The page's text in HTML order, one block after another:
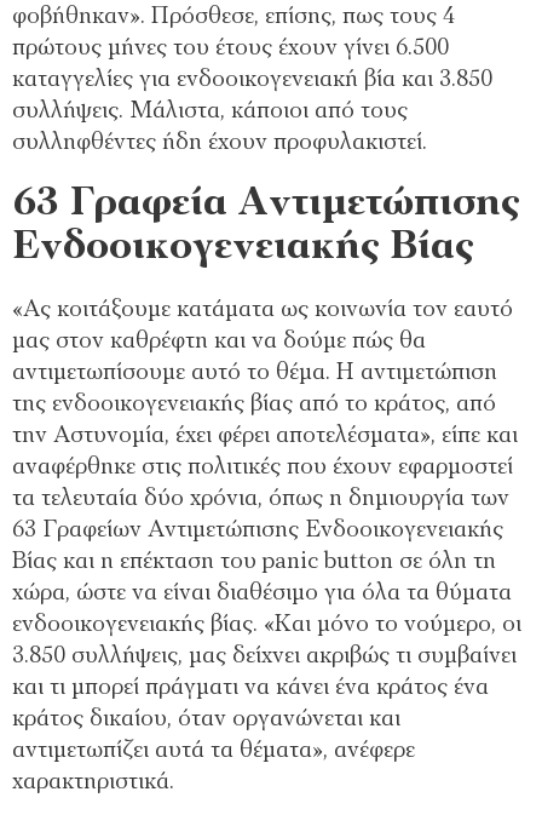
φοβήθηκαν». Πρόσθεσε, επίσης, πως τους 4
πρώτους μήνες του έτους έχουν γίνει 6.500
καταγγελίες για ενδοοικογενειακή βία και 3.850
συλλήψεις. Μάλιστα, κάποιοι από τους
συλληφθέντες ήδη έχουν προφυλακιστεί.
63 Γραφεία Αντιμετώπισης
Ενδοοικογενειακής Βίας
«Ας κοιτάξουμε κατάματα ως κοινωνία τον εαυτό
μας στον καθρέφτη και να δούμε πώς θα
αντιμετωπίσουμε αυτό το θέμα. Η αντιμετώπιση
της ενδοοικογενειακής βίας από το κράτος, από
την Αστυνομία, έχει φέρει αποτελέσματα», είπε και
αναφέρθηκε στις πολιτικές που έχουν εφαρμοστεί
τα τελευταία δύο χρόνια, όπως η δημιουργία των
63 Γραφείων Αντιμετώπισης Ενδοοικογενειακής
Βίας και η επέκταση του panic button σε όλη τη
χώρα, ώστε να είναι διαθέσιμο για όλα τα θύματα
ενδοοικογενειακής βίας. «Και μόνο το νούμερο, οι
3.850 συλλήψεις, μας δείχνει ακριβώς τι συμβαίνει
και τι μπορεί πράγματι να κάνει ένα κράτος ένα
κράτος δικαίου, όταν οργανώνεται και
αντιμετωπίζει αυτά τα θέματα», ανέφερε
χαρακτηριστικά.